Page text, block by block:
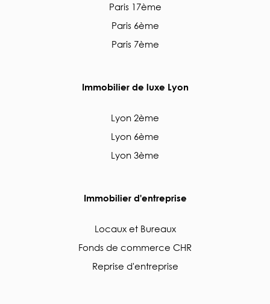
Paris 17ème
Paris 6ème
Paris 7ème
Immobilier de luxe Lyon
Lyon 2ème
Lyon 6ème
Lyon 3ème
Immobilier d'entreprise
Locaux et Bureaux
Fonds de commerce CHR
Reprise d'entreprise